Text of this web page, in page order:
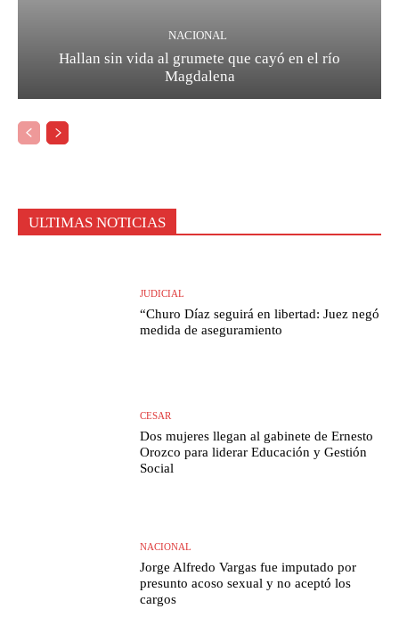
NACIONAL
Hallan sin vida al grumete que cayó en el río
Magdalena
ULTIMAS NOTICIAS
JUDICIAL
“Churo Díaz seguirá en libertad: Juez negó
medida de aseguramiento
CESAR
Dos mujeres llegan al gabinete de Ernesto
Orozco para liderar Educación y Gestión
Social
NACIONAL
Jorge Alfredo Vargas fue imputado por
presunto acoso sexual y no aceptó los
cargos